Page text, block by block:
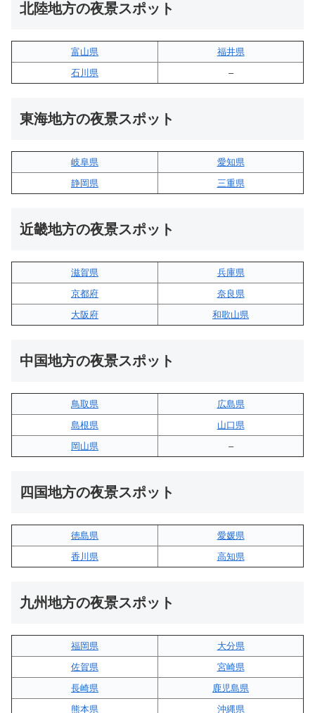
北陸地方の夜景スポット
富山県
福井県
石川県
–
東海地方の夜景スポット
岐阜県
愛知県
静岡県
三重県
近畿地方の夜景スポット
滋賀県
兵庫県
京都府
奈良県
大阪府
和歌山県
中国地方の夜景スポット
鳥取県
広島県
島根県
山口県
岡山県
–
四国地方の夜景スポット
徳島県
愛媛県
香川県
高知県
九州地方の夜景スポット
福岡県
大分県
佐賀県
宮崎県
長崎県
鹿児島県
熊本県
沖縄県